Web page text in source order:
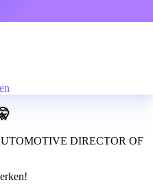
DIRECTOR OF